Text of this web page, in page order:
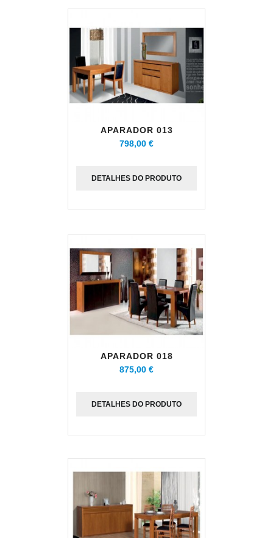
APARADOR 013
798,00 €
DETALHES DO PRODUTO
APARADOR 018
875,00 €
DETALHES DO PRODUTO